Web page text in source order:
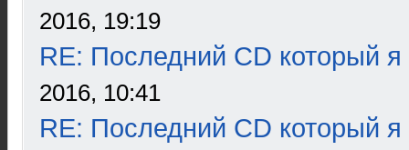
2016, 19:19
RE: Последний CD который я
2016, 10:41
RE: Последний CD который я